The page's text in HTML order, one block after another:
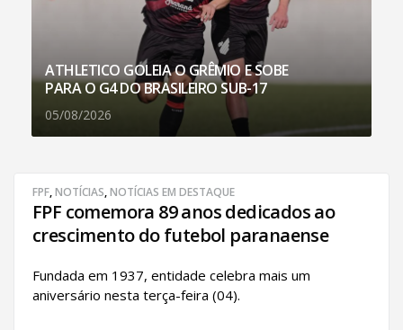
ATHLETICO GOLEIA O GRÊMIO E SOBE
PARA O G4 DO BRASILEIRO SUB-17
05/08/2026
FPF,NOTÍCIAS,NOTÍCIAS EM DESTAQUE
FPF comemora 89 anos dedicados ao
crescimento do futebol paranaense
Fundada em 1937, entidade celebra mais um
aniversário nesta terça-feira (04).